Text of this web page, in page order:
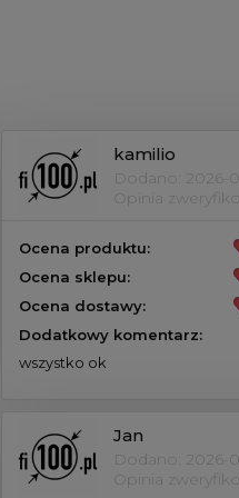
kamilio
Dodano: 2026-
Opinia
Ocena produktu:
Ocena sklepu:
Ocena dostawy:
Dodatkowy komentarz:
wszystko ok
Jan
Dodano: 2026-
Opinia